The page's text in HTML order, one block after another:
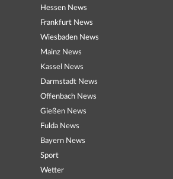
Hessen News
Frankfurt News
Wiesbaden News
Mainz News
Kassel News
Darmstadt News
Offenbach News
Gießen News
Fulda News
Bayern News
Sport
Wetter